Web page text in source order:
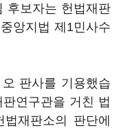
후보자는 헌법재판
앙지법 제1민사수
판사를 기용했습
연구관을 거친 법
재판소의 판단에